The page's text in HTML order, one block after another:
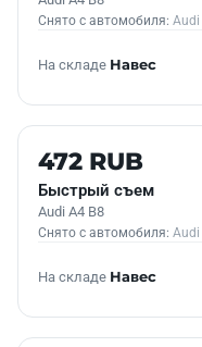
Снято с автомобиля: Audi
На складе Навес
Б/У В НАЛИЧИИ
472 RUB
Быстрый съем
Audi A4 B8
Снято с автомобиля: Audi
На складе Навес